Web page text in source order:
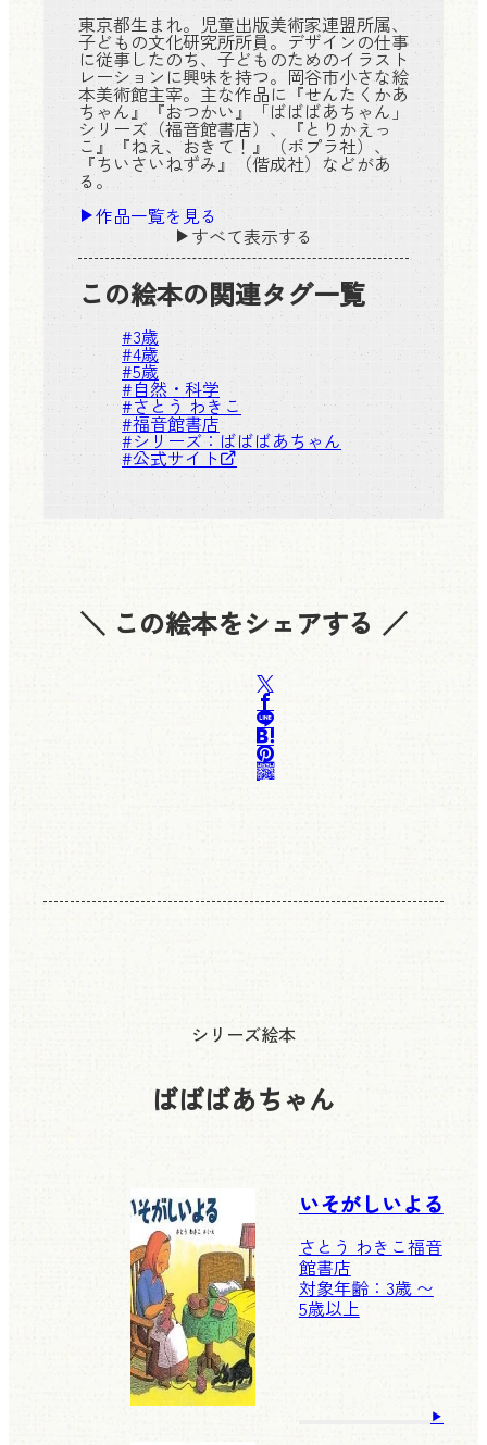
東京都生まれ。児童出版美術家連盟所属、
子どもの文化研究所所員。デザインの仕事
に従事したのち、子どものためのイラスト
レーションに興味を持つ。岡谷市小さな絵
本美術館主宰。主な作品に『せんたくかあ
ちゃん』『おつかい』「ばばばあちゃん」
シリーズ（福音館書店）、『とりかえっ
こ』『ねえ、おきて！』（ポプラ社）、
『ちいさいねずみ』（偕成社）などがあ
る。
作品一覧を見る
すべて表示する
この絵本の関連タグ一覧
#3歳
#4歳
#5歳
#自然・科学
#さとう わきこ
#福音館書店
#シリーズ：ばばばあちゃん
#公式サイト
＼ この絵本をシェアする ／
シリーズ絵本
ばばばあちゃん
いそがしいよる
さとう わきこ福音
館書店
対象年齢：3歳 〜
5歳以上